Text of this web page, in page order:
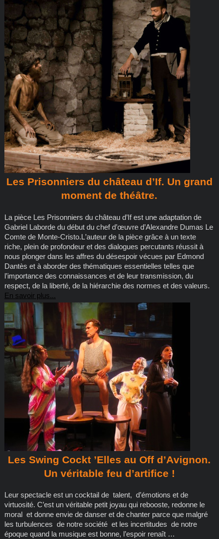
Les Prisonniers du château d’If. Un grand
moment de théâtre.
La pièce Les Prisonniers du château d’If est une adaptation de
Gabriel Laborde du début du chef d’œuvre d’Alexandre Dumas Le
Comte de Monte-Cristo.L’auteur de la pièce grâce à un texte
riche, plein de profondeur et des dialogues percutants réussit à
nous plonger dans les affres du désespoir vécues par Edmond
Dantès et à aborder des thématiques essentielles telles que
l’importance des connaissances et de leur transmission, du
respect, de la liberté, de la hiérarchie des normes et des valeurs.
En savoir plus...
Les Swing Cockt ’Elles au Off d’Avignon.
Un véritable feu d’artifice !
Leur spectacle est un cocktail de talent, d’émotions et de
virtuosité. C’est un véritable petit joyau qui rebooste, redonne le
moral et donne envie de danser et de chanter parce que malgré
les turbulences de notre société et les incertitudes de notre
époque quand la musique est bonne, l’espoir renaît …